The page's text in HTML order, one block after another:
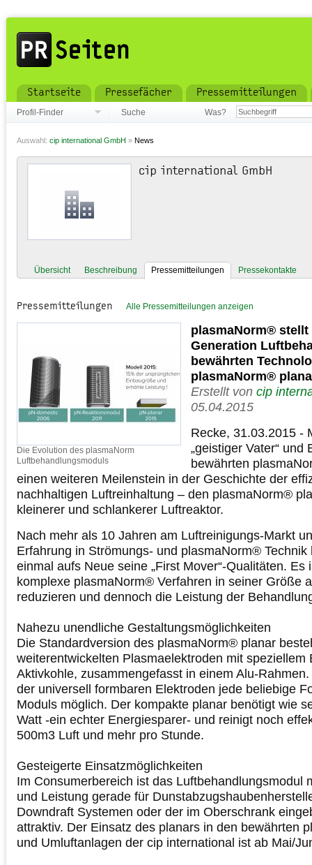
Startseite Pressefächer Pressemitteilungen
Profil-Finder Suche Was?
Auswahl: cip international GmbH » News
cip international GmbH
Übersicht Beschreibung Pressemitteilungen Pressekontakte
Pressemitteilungen Alle Pressemitteilungen anzeigen
Die Evolution des plasmaNorm
Luftbehandlungsmoduls
plasmaNorm® stellt
Generation
bewährten
plasmaNorm®
Erstellt von cip
05.04.2015
Recke, 31.03.2015 -
„geistiger Vater“ und
bewährten
einen weiteren Meilenstein in der Geschichte der
nachhaltigen Luftreinhaltung – den plasmaNorm®
kleinerer und schlankerer Luftreaktor.
Nach mehr als 10 Jahren am Luftreinigungs-Markt
Erfahrung in Strömungs- und plasmaNorm®
einmal aufs Neue seine „First Mover“-Qualitäten. Es
komplexe plasmaNorm® Verfahren in seiner Größe
reduzieren und dennoch die Leistung der
Nahezu unendliche Gestaltungsmöglichkeiten
Die Standardversion des plasmaNorm® planar
weiterentwickelten Plasmaelektroden mit speziellem
Aktivkohle, zusammengefasst in einem Alu-
der universell formbaren Elektroden jede beliebige
Moduls möglich. Der kompakte planar benötigt wie
Watt -ein echter Energiesparer- und reinigt noch
500m3 Luft und mehr pro Stunde.
Gesteigerte Einsatzmöglichkeiten
Im Consumerbereich ist das Luftbehandlungsmodul
und Leistung gerade für
Downdraft Systemen oder der im Oberschrank
attraktiv. Der Einsatz des planars in den bewährten
und Umluftanlagen der cip international ist ab Mai/